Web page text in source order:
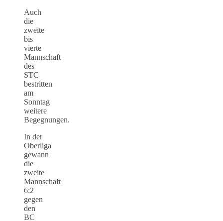
Auch
die
zweite
bis
vierte
Mannschaft
des
STC
bestritten
am
Sonntag
weitere
Begegnungen.
In der
Oberliga
gewann
die
zweite
Mannschaft
6:2
gegen
den
BC